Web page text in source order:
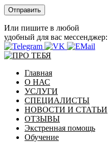
Или пишите в любой
удобный для вас мессенджер:
Главная
О НАС
УСЛУГИ
СПЕЦИАЛИСТЫ
НОВОСТИ И СТАТЬИ
ОТЗЫВЫ
Экстренная помощь
Обучение